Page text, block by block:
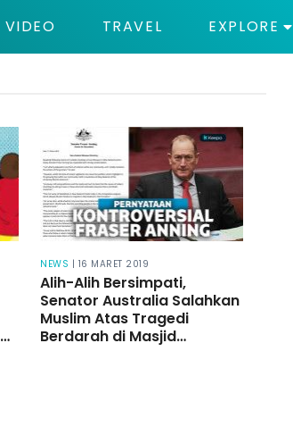
VIDEO TRAVEL EXPLORE
NEWS | 16 MARET 2019
Alih-Alih Bersimpati,
Senator Australia Salahkan
Muslim Atas Tragedi
Berdarah di Masjid